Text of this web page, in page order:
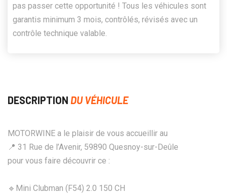
pas passer cette opportunité ! Tous les véhicules sont
garantis minimum 3 mois, contrôlés, révisés avec un
contrôle technique valable.
DESCRIPTION DU VÉHICULE
MOTORWINE a le plaisir de vous accueillir au
📍 31 Rue de l’Avenir, 59890 Quesnoy-sur-Deûle
pour vous faire découvrir ce :
🔹Mini Clubman (F54) 2.0 150 CH